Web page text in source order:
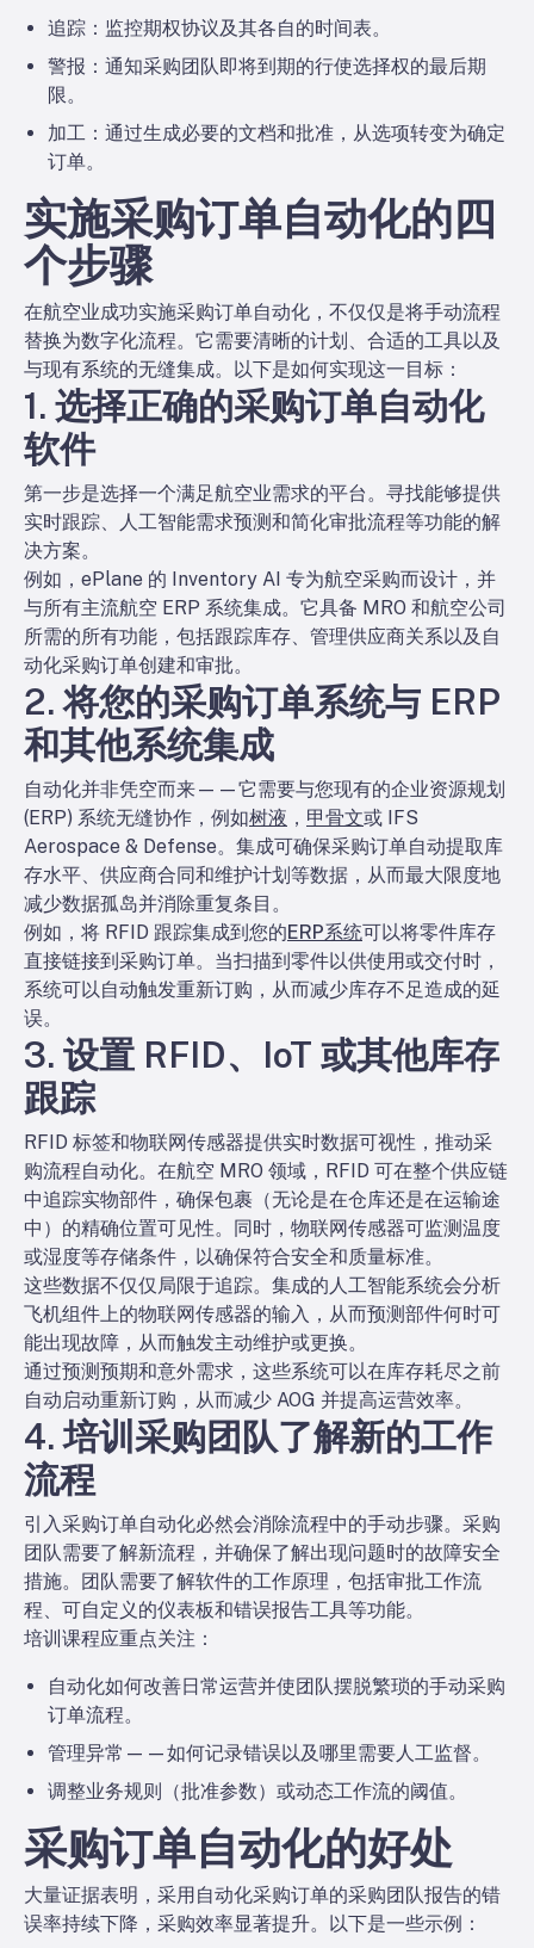
追踪： 监控期权协议及其各自的时间表。
警报： 通知采购团队即将到期的行使选择权的最后期
限。
加工： 通过生成必要的文档和批准，从选项转变为确定
订单。
实施采购订单自动化的四
个步骤
在航空业成功实施采购订单自动化，不仅仅是将手动流程
替换为数字化流程。它需要清晰的计划、合适的工具以及
与现有系统的无缝集成。以下是如何实现这一目标：
1. 选择正确的采购订单自动化
软件
第一步是选择一个满足航空业需求的平台。寻找能够提供
实时跟踪、人工智能需求预测和简化审批流程等功能的解
决方案。
例如，ePlane 的 Inventory AI 专为航空采购而设计，并
与所有主流航空 ERP 系统集成。它具备 MRO 和航空公司
所需的所有功能，包括跟踪库存、管理供应商关系以及自
动化采购订单创建和审批。
2. 将您的采购订单系统与 ERP
和其他系统集成
自动化并非凭空而来——它需要与您现有的企业资源规划
(ERP) 系统无缝协作，例如树液 ， 甲骨文或 IFS
Aerospace & Defense。集成可确保采购订单自动提取库
存水平、供应商合同和维护计划等数据，从而最大限度地
减少数据孤岛并消除重复条目。
例如，将 RFID 跟踪集成到您的ERP系统可以将零件库存
直接链接到采购订单。当扫描到零件以供使用或交付时，
系统可以自动触发重新订购，从而减少库存不足造成的延
误。
3. 设置 RFID、IoT 或其他库存
跟踪
RFID 标签和物联网传感器提供实时数据可视性，推动采
购流程自动化。在航空 MRO 领域，RFID 可在整个供应链
中追踪实物部件，确保包裹（无论是在仓库还是在运输途
中）的精确位置可见性。同时，物联网传感器可监测温度
或湿度等存储条件，以确保符合安全和质量标准。
这些数据不仅仅局限于追踪。集成的人工智能系统会分析
飞机组件上的物联网传感器的输入，从而预测部件何时可
能出现故障，从而触发主动维护或更换。
通过预测预期和意外需求，这些系统可以在库存耗尽之前
自动启动重新订购，从而减少 AOG 并提高运营效率。
4. 培训采购团队了解新的工作
流程
引入采购订单自动化必然会消除流程中的手动步骤。采购
团队需要了解新流程，并确保了解出现问题时的故障安全
措施。团队需要了解软件的工作原理，包括审批工作流
程、可自定义的仪表板和错误报告工具等功能。
培训课程应重点关注：
自动化如何改善日常运营并使团队摆脱繁琐的手动采购
订单流程。
管理异常——如何记录错误以及哪里需要人工监督。
调整业务规则（批准参数）或动态工作流的阈值。
采购订单自动化的好处
大量证据表明，采用自动化采购订单的采购团队报告的错
误率持续下降，采购效率显著提升。以下是一些示例：